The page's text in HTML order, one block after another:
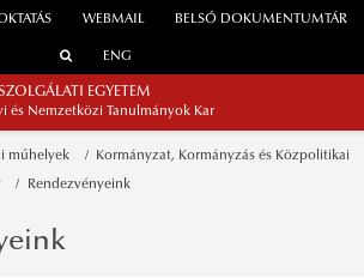
WEBMAIL BELSŐ DOKUMENTUMTÁR
ENG
EGYETEM
és Nemzetközi Tanulmányok Kar
műhelyek Kormányzat, Kormányzás és Közpolitikai
Rendezvényeink